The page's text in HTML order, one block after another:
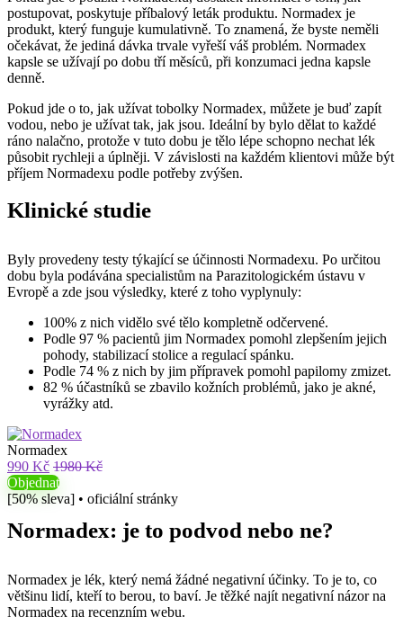
postupovat, poskytuje příbalový leták produktu. Normadex je
produkt, který funguje kumulativně. To znamená, že byste neměli
očekávat, že jediná dávka trvale vyřeší váš problém. Normadex
kapsle se užívají po dobu tří měsíců, při konzumaci jedna kapsle
denně.
Pokud jde o to, jak užívat tobolky Normadex, můžete je buď zapít
vodou, nebo je užívat tak, jak jsou. Ideální by bylo dělat to každé
ráno nalačno, protože v tuto dobu je tělo lépe schopno nechat lék
působit rychleji a úplněji. V závislosti na každém klientovi může být
příjem Normadexu podle potřeby zvýšen.
Klinické studie
Byly provedeny testy týkající se účinnosti Normadexu. Po určitou
dobu byla podávána specialistům na Parazitologickém ústavu v
Evropě a zde jsou výsledky, které z toho vyplynuly:
100% z nich vidělo své tělo kompletně odčervené.
Podle 97 % pacientů jim Normadex pomohl zlepšením jejich
pohody, stabilizací stolice a regulací spánku.
Podle 74 % z nich by jim přípravek pomohl papilomy zmizet.
82 % účastníků se zbavilo kožních problémů, jako je akné,
vyrážky atd.
Normadex
990 Kč 1980 Kč
Objednat
[50% sleva] • oficiální stránky
Normadex: je to podvod nebo ne?
Normadex je lék, který nemá žádné negativní účinky. To je to, co
většinu lidí, kteří to berou, to baví. Je těžké najít negativní názor na
Normadex na recenzním webu.